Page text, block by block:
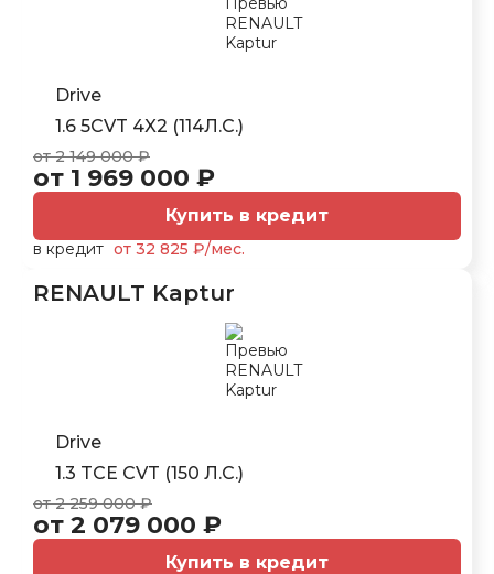
Drive
1.6 5CVT 4X2 (114Л.С.)
от 2 149 000 ₽
от 1 969 000 ₽
Купить в кредит
в кредит от 32 825 ₽/мес.
RENAULT Kaptur
Drive
1.3 TCE CVT (150 Л.С.)
от 2 259 000 ₽
от 2 079 000 ₽
Купить в кредит